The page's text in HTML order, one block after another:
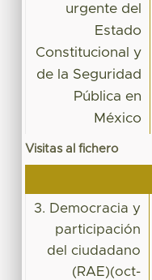
urgente del
Estado
Constitucional y
de la Seguridad
Pública en
México
Visitas al fichero
3. Democracia y
participación
del ciudadano
(RAE)(oct-